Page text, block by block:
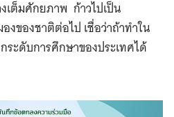
ต็มศักยภาพ ก้าวไปเป็น
ของชาติต่อไป เชื่อว่าถ้าทำใน
ระดับการศึกษาของประเทศได้